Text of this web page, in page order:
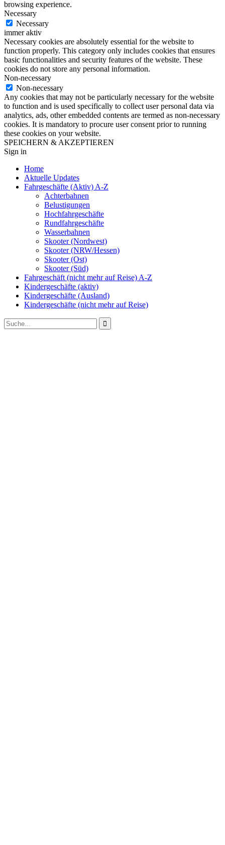
browsing experience.
Necessary
Necessary
immer aktiv
Necessary cookies are absolutely essential for the website to
function properly. This category only includes cookies that ensures
basic functionalities and security features of the website. These
cookies do not store any personal information.
Non-necessary
Non-necessary
Any cookies that may not be particularly necessary for the website
to function and is used specifically to collect user personal data via
analytics, ads, other embedded contents are termed as non-necessary
cookies. It is mandatory to procure user consent prior to running
these cookies on your website.
SPEICHERN & AKZEPTIEREN
Sign in
Home
Aktuelle Updates
Fahrgeschäfte (Aktiv) A-Z
Achterbahnen
Belustigungen
Hochfahrgeschäfte
Rundfahrgeschäfte
Wasserbahnen
Skooter (Nordwest)
Skooter (NRW/Hessen)
Skooter (Ost)
Skooter (Süd)
Fahrgeschäft (nicht mehr auf Reise) A-Z
Kindergeschäfte (aktiv)
Kindergeschäfte (Ausland)
Kindergeschäfte (nicht mehr auf Reise)